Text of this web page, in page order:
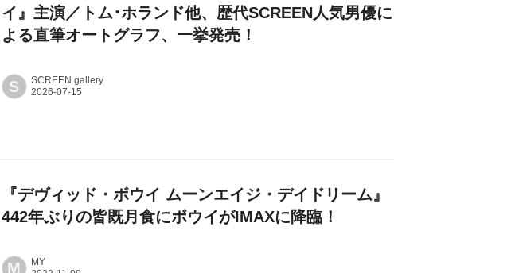
イ』主演／トム･ホランド他、歴代SCREEN人気男優に
よる直筆オートグラフ、一挙発売！
S SCREEN gallery
『デヴィッド・ボウイ ムーンエイジ・デイドリーム』
442年ぶりの皆既月食にボウイがIMAXに降臨！
M MY